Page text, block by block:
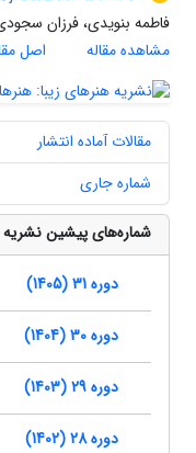
فاطمه بنویدی، فرزان
مشاهده مقاله
اصل
مقالات آماده انتشار
شماره جاری
شماره‌های پیشین نشریه
دوره 31 (1405)
دوره 30 (1404)
دوره 29 (1403)
دوره 28 (1402)